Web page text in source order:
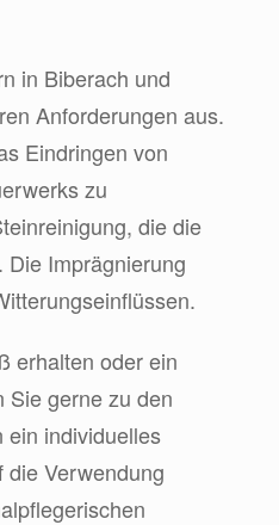
in Biberach und
Anforderungen aus.
Eindringen von
zu
die die
Imprägnierung
erhalten oder ein
Sie gerne zu den
ein individuelles
die Verwendung